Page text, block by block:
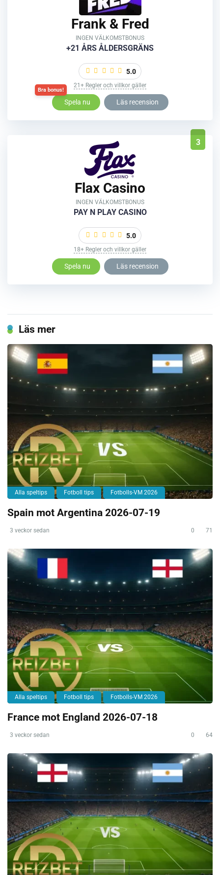
Frank & Fred
INGEN VÄLKOMSTBONUS
+21 ÅRS ÅLDERSGRÄNS
5.0
21+ Regler och villkor gäller
Spela nu Läs recension
3
Flax Casino
INGEN VÄLKOMSTBONUS
PAY N PLAY CASINO
5.0
18+ Regler och villkor gäller
Spela nu Läs recension
Läs mer
Alla speltips Fotboll tips Fotbolls-VM 2026
Spain mot Argentina 2026-07-19
3 veckor sedan 0 71
Alla speltips Fotboll tips Fotbolls-VM 2026
France mot England 2026-07-18
3 veckor sedan 0 64